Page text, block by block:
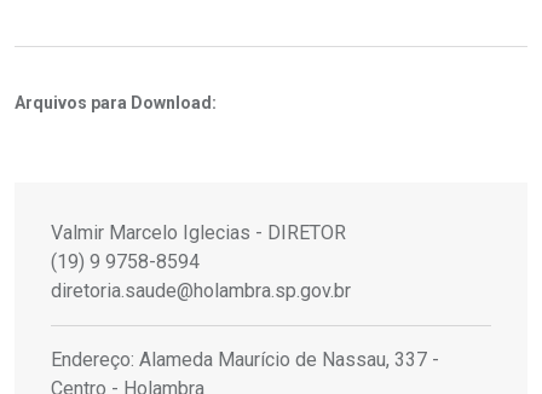
Arquivos para Download:
Valmir Marcelo Iglecias - DIRETOR
(19) 9 9758-8594
diretoria.saude@holambra.sp.gov.br
Endereço: Alameda Maurício de Nassau, 337 -
Centro - Holambra